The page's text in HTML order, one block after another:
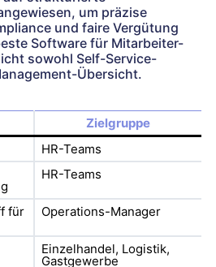
um präzise
und faire Vergütung
Software für Mitarbeiter-
sowohl Self-Service-
Übersicht.
Zielgruppe
HR-Teams
HR-Teams
für Operations-Manager
Einzelhandel, Logistik,
Gastgewerbe